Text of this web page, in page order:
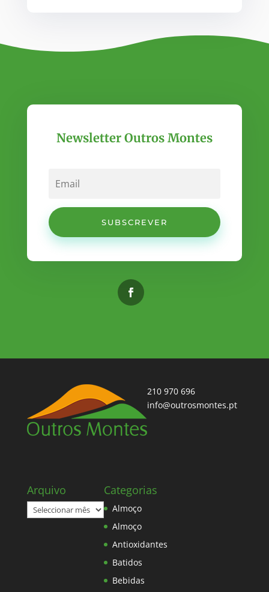
Newsletter Outros Montes
SUBSCREVER
210 970 696
info@outrosmontes.pt
Arquivo
Arquivo
Categorias
Almoço
Almoço
Antioxidantes
Batidos
Bebidas